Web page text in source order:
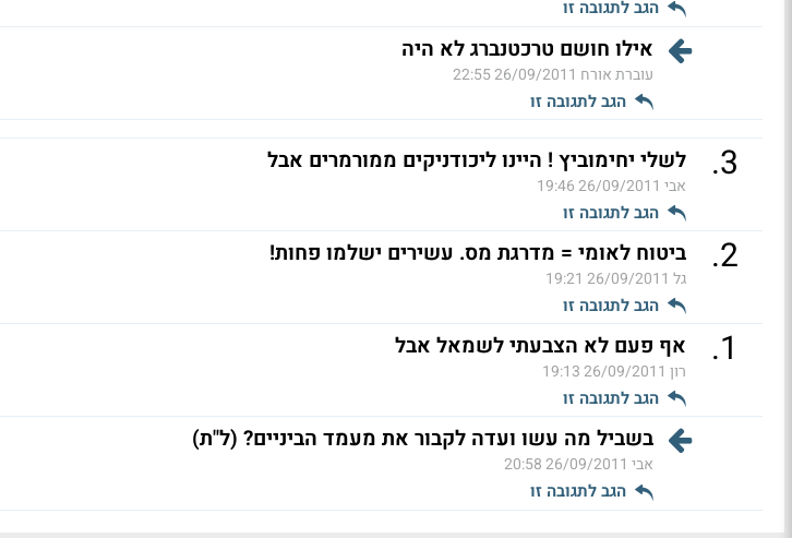
הגב לתגובה זו
אילו חושם טרכטנברג לא היה
עוברת אורח 26/09/2011 22:55
הגב לתגובה זו
3
. לשלי יחימוביץ ! היינו ליכודניקים ממורמרים אבל
אבי 26/09/2011 19:46
הגב לתגובה זו
2
. ביטוח לאומי = מדרגת מס. עשירים ישלמו פחות!
גל 26/09/2011 19:21
הגב לתגובה זו
1
. אף פעם לא הצבעתי לשמאל אבל
רון 26/09/2011 19:13
הגב לתגובה זו
בשביל מה עשו ועדה לקבור את מעמד הביניים? (ל"ת)
אבי 26/09/2011 20:58
הגב לתגובה זו